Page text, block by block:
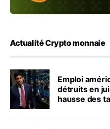
Actualité Crypto monnaie
Emploi
détruits en
hausse des